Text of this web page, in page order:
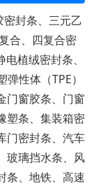
封条、三元乙
合、四复合密
植绒密封条、
性体（TPE）
门窗胶条、门窗
塑条、集装箱密
门密封条、汽车
玻璃挡水条、风
条、地铁、高速